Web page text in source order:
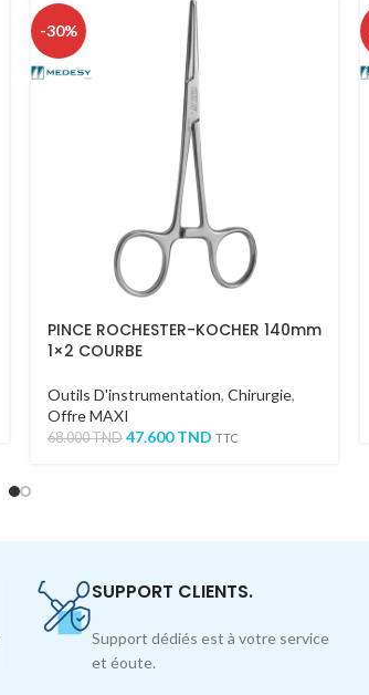
-30%
PINCE ROCHESTER-KOCHER 140mm
1×2 COURBE
Outils D'instrumentation, Chirurgie,
Offre MAXI
68.000TND 47.600TND TTC
SUPPORT CLIENTS.
Support dédiés est à votre service
et éoute.